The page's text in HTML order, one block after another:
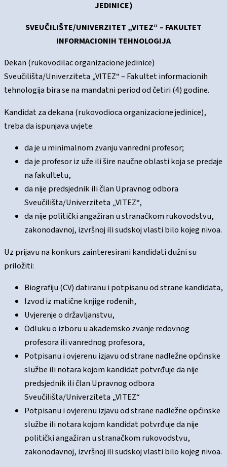
JEDINICE)
SVEUČILIŠTE/UNIVERZITET „VITEZ“ – FAKULTET
INFORMACIONIH TEHNOLOGIJA
Dekan (rukovodilac organizacione jedinice)
Sveučilišta/Univerziteta „VITEZ“ – Fakultet informacionih
tehnologija bira se na mandatni period od četiri (4) godine.
Kandidat za dekana (rukovodioca organizacione jedinice),
treba da ispunjava uvjete:
da je u minimalnom zvanju vanredni profesor;
da je profesor iz uže ili šire naučne oblasti koja se predaje
na fakultetu,
da nije predsjednik ili član Upravnog odbora
Sveučilišta/Univerziteta „VITEZ“,
da nije politički angažiran u stranačkom rukovodstvu,
zakonodavnoj, izvršnoj ili sudskoj vlasti bilo kojeg nivoa.
Uz prijavu na konkurs zainteresirani kandidati dužni su
priložiti:
Biografiju (CV) datiranu i potpisanu od strane kandidata,
Izvod iz matične knjige rođenih,
Uvjerenje o državljanstvu,
Odluku o izboru u akademsko zvanje redovnog
profesora ili vanrednog profesora,
Potpisanu i ovjerenu izjavu od strane nadležne općinske
službe ili notara kojom kandidat potvrđuje da nije
predsjednik ili član Upravnog odbora
Sveučilišta/Univerziteta „VITEZ“
Potpisanu i ovjerenu izjavu od strane nadležne općinske
službe ili notara kojom kandidat potvrđuje da nije
politički angažiran u stranačkom rukovodstvu,
zakonodavnoj, izvršnoj ili sudskoj vlasti bilo kojeg nivoa.